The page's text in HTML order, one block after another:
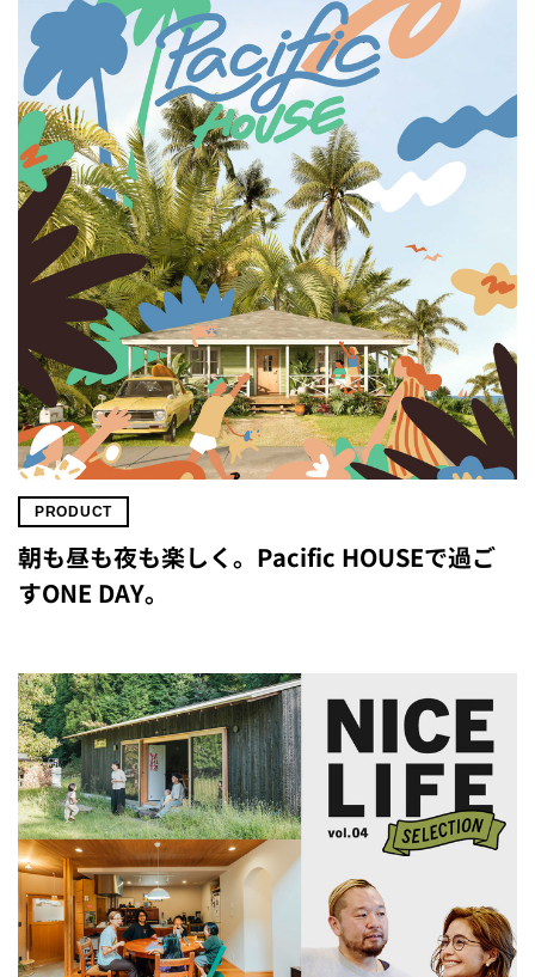
PRODUCT
朝も昼も夜も楽しく。Pacific HOUSEで過ご
すONE DAY。